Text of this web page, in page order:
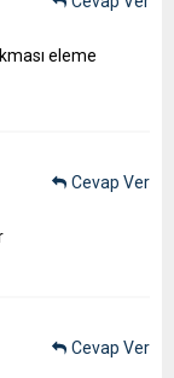
eleme
Cevap Ver
Cevap Ver